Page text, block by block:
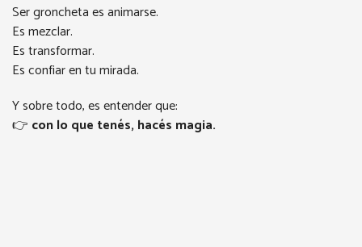
Ser groncheta es animarse.
Es mezclar.
Es transformar.
Es confiar en tu mirada.
Y sobre todo, es entender que:
👉 con lo que tenés, hacés magia.